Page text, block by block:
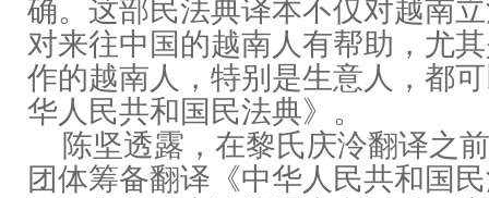
确。这部民法典译本不仅对越南
对来往中国的越南人有帮助，尤
作的越南人，特别是生意人，都
华人民共和国民法典》。
陈坚透露，在黎氏庆泠翻译之
团体筹备翻译《中华人民共和国